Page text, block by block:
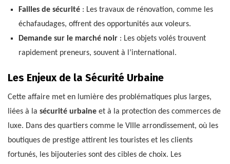
Failles de sécurité: Les travaux de rénovation, comme les
échafaudages, offrent des opportunités aux voleurs.
Demande sur le marché noir: Les objets volés trouvent
rapidement preneurs, souvent à l’international.
Les Enjeux de la Sécurité Urbaine
Cette affaire met en lumière des problématiques plus larges,
liées à la sécurité urbaine et à la protection des commerces de
luxe. Dans des quartiers comme le VIIIe arrondissement, où les
boutiques de prestige attirent les touristes et les clients
fortunés, les bijouteries sont des cibles de choix. Les